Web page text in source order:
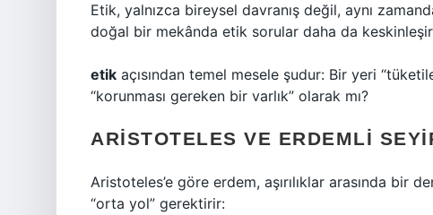
Etik, yalnızca bireysel davranış değil, aynı
doğal bir mekânda etik sorular daha da
etik açısından temel mesele şudur: Bir yeri
“korunması gereken bir varlık” olarak mı?
ARISTOTELES VE ERDEMLI
Aristoteles’e göre erdem, aşırılıklar arasında bir
“orta yol” gerektirir: